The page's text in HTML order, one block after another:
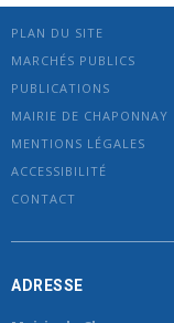
PLAN DU SITE
MARCHÉS PUBLICS
PUBLICATIONS
MAIRIE DE CHAPONNAY
MENTIONS LÉGALES
ACCESSIBILITÉ
CONTACT
ADRESSE